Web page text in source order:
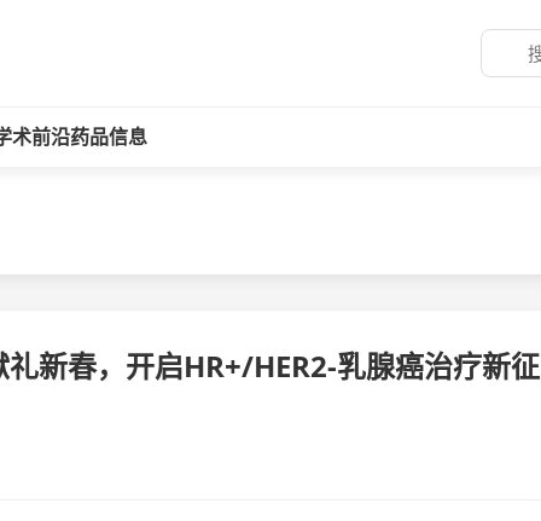
术前沿药品信息
新春，开启HR+/HER2-乳腺癌治疗新征